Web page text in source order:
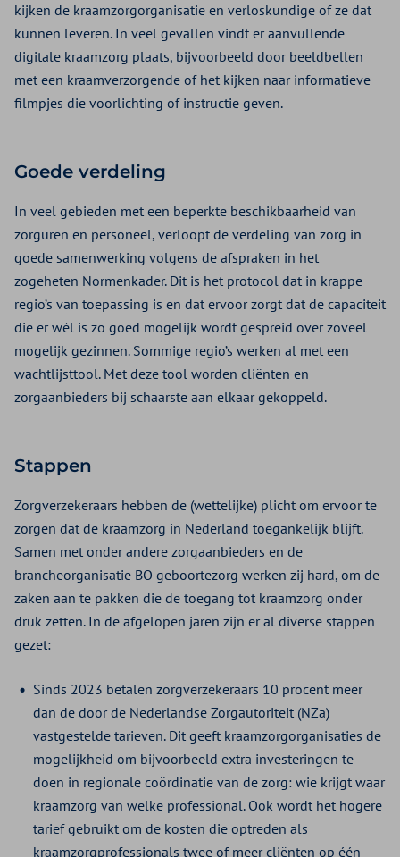
kijken de kraamzorgorganisatie en verloskundige of ze dat
kunnen leveren. In veel gevallen vindt er aanvullende
digitale kraamzorg plaats, bijvoorbeeld door beeldbellen
met een kraamverzorgende of het kijken naar informatieve
filmpjes die voorlichting of instructie geven.
Goede verdeling
In veel gebieden met een beperkte beschikbaarheid van
zorguren en personeel, verloopt de verdeling van zorg in
goede samenwerking volgens de afspraken in het
zogeheten Normenkader. Dit is het protocol dat in krappe
regio’s van toepassing is en dat ervoor zorgt dat de capaciteit
die er wél is zo goed mogelijk wordt gespreid over zoveel
mogelijk gezinnen. Sommige regio’s werken al met een
wachtlijsttool. Met deze tool worden cliënten en
zorgaanbieders bij schaarste aan elkaar gekoppeld.
Stappen
Zorgverzekeraars hebben de (wettelijke) plicht om ervoor te
zorgen dat de kraamzorg in Nederland toegankelijk blijft.
Samen met onder andere zorgaanbieders en de
brancheorganisatie BO geboortezorg werken zij hard, om de
zaken aan te pakken die de toegang tot kraamzorg onder
druk zetten. In de afgelopen jaren zijn er al diverse stappen
gezet:
Sinds 2023 betalen zorgverzekeraars 10 procent meer
dan de door de Nederlandse Zorgautoriteit (NZa)
vastgestelde tarieven. Dit geeft kraamzorgorganisaties de
mogelijkheid om bijvoorbeeld extra investeringen te
doen in regionale coördinatie van de zorg: wie krijgt waar
kraamzorg van welke professional. Ook wordt het hogere
tarief gebruikt om de kosten die optreden als
kraamzorgprofessionals twee of meer cliënten op één